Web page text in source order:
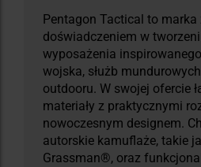
Pentagon Tactical to
doświadczeniem w
wyposażenia
wojska, służb
outdooru. W swojej ofercie
materiały z praktycznymi
nowoczesnym designem.
autorskie kamuflaże, takie
Grassman®, oraz